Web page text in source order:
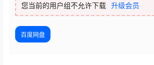
您当前的用户组不允许下载 升级会员
百度网盘